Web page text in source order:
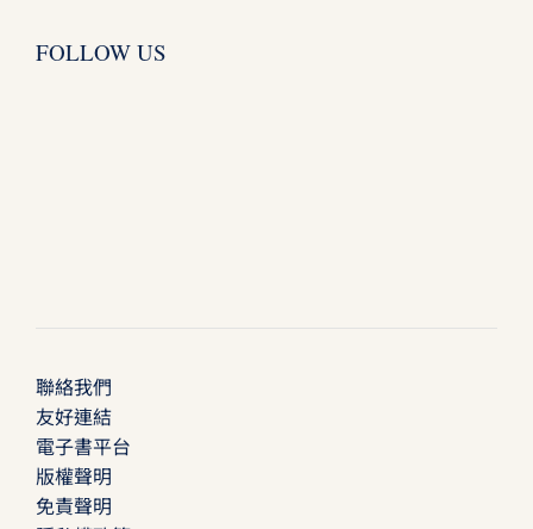
FOLLOW US
聯絡我們
友好連結
電子書平台
版權聲明
免責聲明